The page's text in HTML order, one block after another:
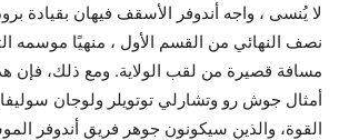
لا يُنسى ، واجه أندوفر الأسقف فيهان بقيادة
نصف النهائي من القسم الأول ، منهيًا موسمه
مسافة قصيرة من لقب الولاية. ومع ذلك، فإن
أمثال جوش رو وتشارلي توتويلر ولوجان
القوة، والذين سيكونون جوهر فريق أندوفر